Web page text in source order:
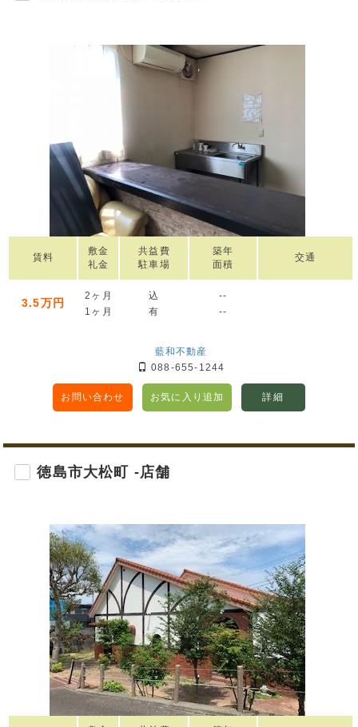
賃料
敷金
礼金
共益費
駐車場
築年
面積
交通
3.5万円
2ヶ月
1ヶ月
込
有
--
--
藍和不動産
088-655-1244
お問い合わせ お気に入り追加 詳細
徳島市大松町 -店舗